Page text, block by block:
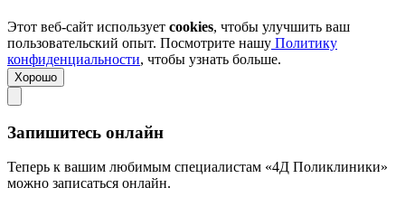
Этот веб-сайт использует cookies, чтобы улучшить ваш
пользовательский опыт. Посмотрите нашу Политику
конфиденциальности, чтобы узнать больше.
Хорошо
Запишитесь онлайн
Теперь к вашим любимым специалистам «4Д Поликлиники»
можно записаться онлайн.